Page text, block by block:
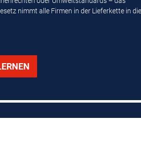
nimmt alle Firmen in der Lieferkette in die